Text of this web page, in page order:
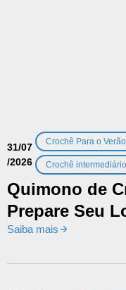
31/07
/2026
Crochê Para o Verão
Crochê intermediário
Quimono de
Prepare Seu
Saiba mais